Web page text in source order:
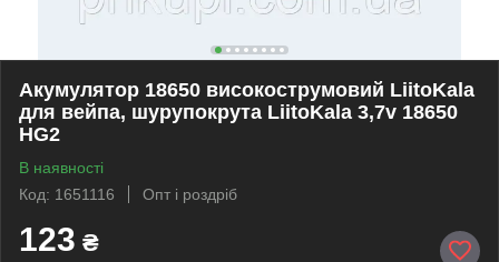
Акумулятор 18650 високострумовий LiitoKala
для вейпа, шурупокрута LiitoKala 3,7v 18650
HG2
В наявності
Код: 1651116
Опт і роздріб
123 ₴